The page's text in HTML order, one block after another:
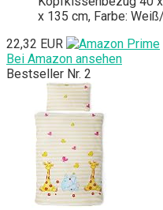
x 135 cm, Farbe:
22,32 EUR
Bei Amazon ansehen
Bestseller Nr. 2